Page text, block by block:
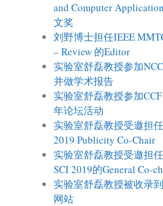
and Computer
文奖
刘野博士担任IEEE
– Review 的Editor
实验室舒磊教授参加
并做学术报告
实验室舒磊教授参加
年论坛活动
实验室舒磊教授受邀担
2019 Publicity Co-Chair
实验室舒磊教授受邀担
SCI 2019的General Co-
实验室舒磊教授被收录
网站